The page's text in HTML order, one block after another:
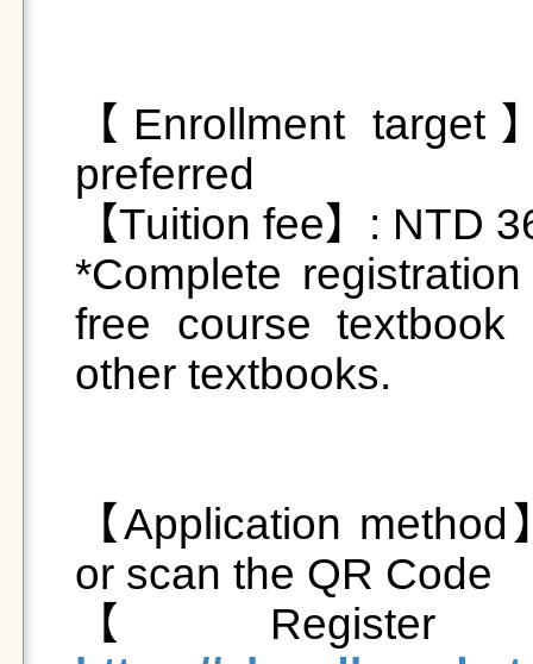
【Enrollment
preferred
【Tuition fee】: NTD
*Complete
free course textbook
other textbooks.
【Application
or scan the QR Code